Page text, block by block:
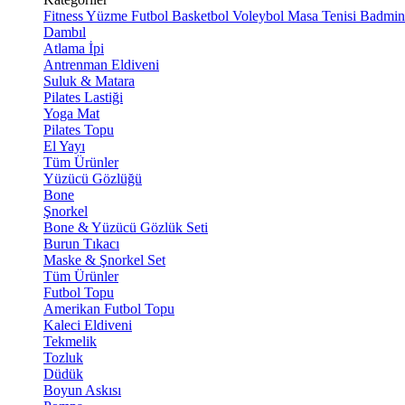
FitnessYüzme Futbol Basketbol Voleybol Masa Tenisi
Dambıl
Atlama İpi
Antrenman Eldiveni
Suluk & Matara
Pilates Lastiği
Yoga Mat
Pilates Topu
El Yayı
Tüm Ürünler
Yüzücü Gözlüğü
Bone
Şnorkel
Bone & Yüzücü Gözlük Seti
Burun Tıkacı
Maske & Şnorkel Set
Tüm Ürünler
Futbol Topu
Amerikan Futbol Topu
Kaleci Eldiveni
Tekmelik
Tozluk
Düdük
Boyun Askısı